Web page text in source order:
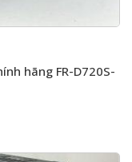
hãng FR-D720S-